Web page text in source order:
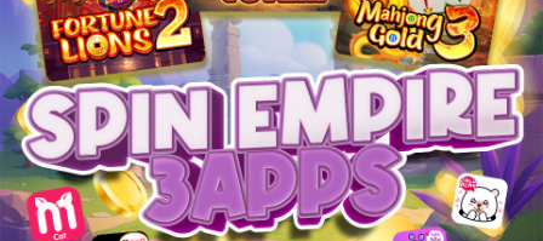
Mdoll
Help
Support
Language
: